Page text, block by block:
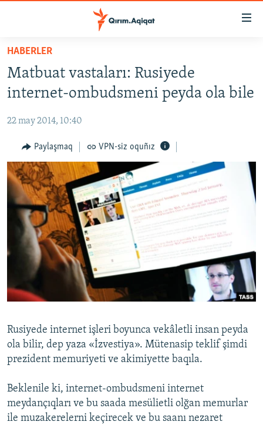
Esas
qaytmaq
Baş
qaytmaq
qaytmaq
HABERLER
CEMİYET
MEDENİYET
İNSAN AQLARI
VİDEO
SÜRET
BLOGLAR
FİKİR
Русский
Українською
QOŞULIÑIZ!
RFE/RS bütün saytları
HABERLER
Matbuat vastaları: Rusiyede
internet-ombudsmeni peyda ola bile
22 may 2014, 10:40
Paylaşmaq VPN-siz oquñız
Rusiyede internet işleri boyunca vekâletli insan peyda
ola bilir, dep yaza «İzvestiya». Mütenasip teklif şimdi
prezident memuriyeti ve akimiyette baqıla.
Beklenile ki, internet-ombudsmeni internet
meydançıqları ve bu saada mesülietli olğan memurlar
ile muzakerelerni keçirecek ve bu saanı nezaret